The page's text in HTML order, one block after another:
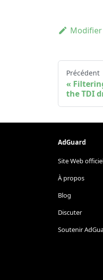
Précédent
the TDI
AdGuard
Site Web
À propos
Blog
Discuter
Soutenir